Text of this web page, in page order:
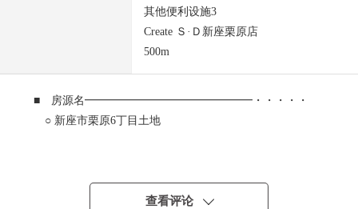
其他便利设施3
Create Ｓ·Ｄ新座栗原店
500m
■ 房源名━━━━━━━━━━━━━━━・・・・・
○ 新座市栗原6丁目土地
○ 西武池袋线"云雀丘"车站步行12分钟
查看评论